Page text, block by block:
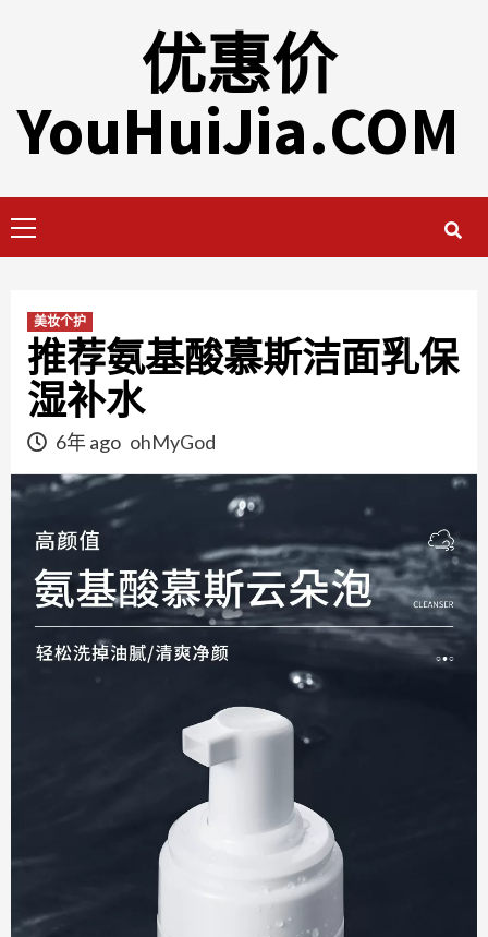
优惠价
YouHuiJia.COM
Menu
美妆个护
推荐氨基酸慕斯洁面乳保
湿补水
6年 ago ohMyGod